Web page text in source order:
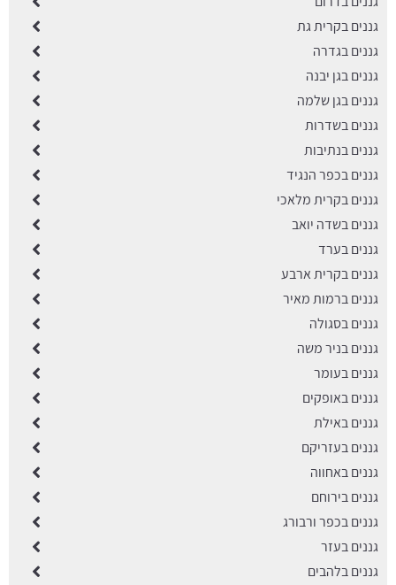
גננים בקרית גת
גננים בגדרה
גננים בגן יבנה
גננים בגן שלמה
גננים בשדרות
גננים בנתיבות
גננים בכפר הנגיד
גננים בקרית מלאכי
גננים בשדה יואב
גננים בערד
גננים בקרית ארבע
גננים ברמות מאיר
גננים בסגולה
גננים בניר משה
גננים בעומר
גננים באופקים
גננים באילת
גננים בעזריקם
גננים באחווה
גננים בירוחם
גננים בכפר ורבורג
גננים בעזר
גננים בלהבים